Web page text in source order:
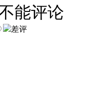
能评论
差评